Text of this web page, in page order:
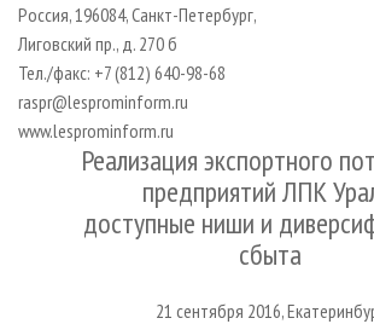
ПРОИЗВОДСТВО ДРЕВЕСНЫХ ПЛИТ
ДЕРЕВЯННОЕ ДОМОСТРОЕНИЕ
ПРОИЗВОДСТВО МЕБЕЛИ
БИОЭНЕРГЕТИКА
ЦБП
ИНСТРУМЕНТ И МАТЕРИАЛЫ
МОБИЛЬНЫЕ ВЫСТАВКИ
ОФИЦИАЛЬНЫЕ ДЕЛЕГАЦИИ
ПРИОРИТЕТНЫЕ ИНВЕСТПРОЕКТЫ
RUSSIAN FORESTRY REVIEW
ГАЗЕТА ЛЕСПРОМФОРУМ
БИБЛИОТЕКА СПЕЦИАЛИСТА
РЕКЛАМА НА САЙТЕ
Россия, 196084, Санкт-Петербург,
Лиговский пр., д. 270 б
Тел./факс: +7 (812) 640-98-68
raspr@lesprominform.ru
www.lesprominform.ru
Реализация экспортного
предприятий ЛПК
доступные ниши и
сбыта
21 сентября 2016,